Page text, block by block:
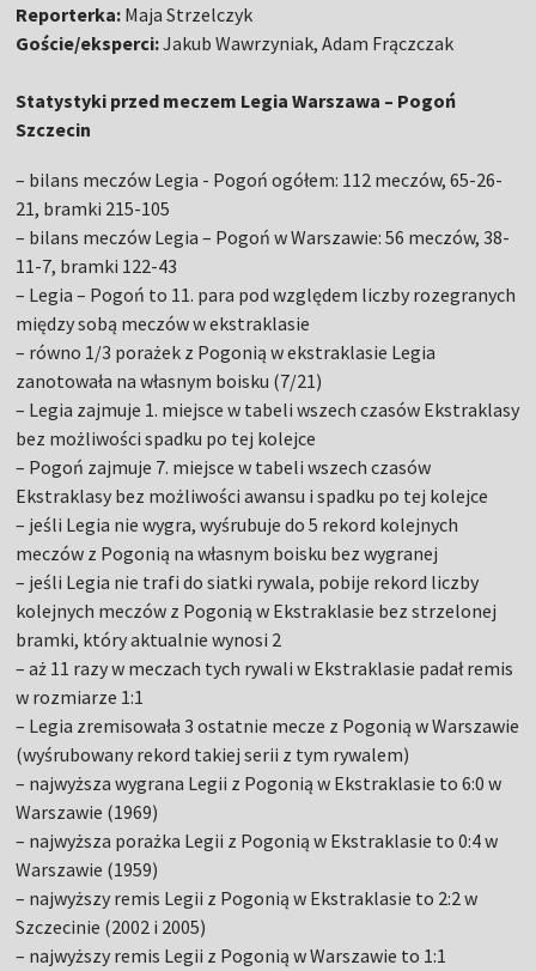
Reporterka: Maja Strzelczyk
Goście/eksperci:Jakub Wawrzyniak, Adam Frączczak
Statystyki przed meczem Legia Warszawa – Pogoń
Szczecin
– bilans meczów Legia - Pogoń ogółem: 112 meczów, 65-26-
21, bramki 215-105
– bilans meczów Legia – Pogoń w Warszawie: 56 meczów, 38-
11-7, bramki 122-43
– Legia – Pogoń to 11. para pod względem liczby rozegranych
między sobą meczów w ekstraklasie
– równo 1/3 porażek z Pogonią w ekstraklasie Legia
zanotowała na własnym boisku (7/21)
– Legia zajmuje 1. miejsce w tabeli wszech czasów Ekstraklasy
bez możliwości spadku po tej kolejce
– Pogoń zajmuje 7. miejsce w tabeli wszech czasów
Ekstraklasy bez możliwości awansu i spadku po tej kolejce
– jeśli Legia nie wygra, wyśrubuje do 5 rekord kolejnych
meczów z Pogonią na własnym boisku bez wygranej
– jeśli Legia nie trafi do siatki rywala, pobije rekord liczby
kolejnych meczów z Pogonią w Ekstraklasie bez strzelonej
bramki, który aktualnie wynosi 2
– aż 11 razy w meczach tych rywali w Ekstraklasie padał remis
w rozmiarze 1:1
– Legia zremisowała 3 ostatnie mecze z Pogonią w Warszawie
(wyśrubowany rekord takiej serii z tym rywalem)
– najwyższa wygrana Legii z Pogonią w Ekstraklasie to 6:0 w
Warszawie (1969)
– najwyższa porażka Legii z Pogonią w Ekstraklasie to 0:4 w
Warszawie (1959)
– najwyższy remis Legii z Pogonią w Ekstraklasie to 2:2 w
Szczecinie (2002 i 2005)
– najwyższy remis Legii z Pogonią w Warszawie to 1:1